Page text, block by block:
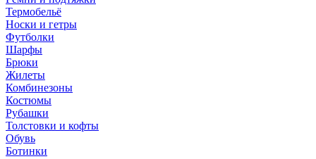
Термобельё
Носки и гетры
Футболки
Шарфы
Брюки
Жилеты
Комбинезоны
Костюмы
Рубашки
Толстовки и кофты
Обувь
Ботинки